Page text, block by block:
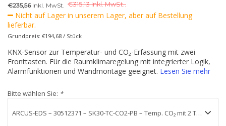
€235,56Inkl. MwSt. €315,13 Inkl. MwSt..
Nicht auf Lager in unserem Lager, aber auf Bestellung
lieferbar.
Grundpreis: €194,68 / Stück
KNX-Sensor zur Temperatur- und CO₂-Erfassung mit zwei
Fronttasten. Für die Raumklimaregelung mit integrierter Logik,
Alarmfunktionen und Wandmontage geeignet. Lesen Sie mehr
Bitte wählen Sie: *